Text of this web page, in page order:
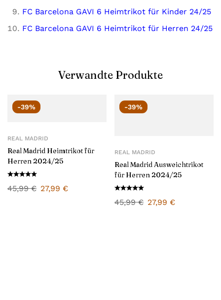
FC Barcelona GAVI 6 Heimtrikot für Kinder 24/25
FC Barcelona GAVI 6 Heimtrikot für Herren 24/25
Verwandte Produkte
-39%
REAL MADRID
Real Madrid Heimtrikot für
Herren 2024/25
45,99€ 27,99 €
-39%
REAL MADRID
Real Madrid Ausweichtrikot
für Herren 2024/25
45,99€ 27,99 €